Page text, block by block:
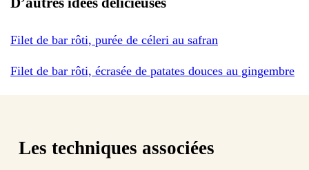
Filet de bar rôti, purée de céleri au safran
Filet de bar rôti, écrasée de patates douces au gingembre
Les techniques associées